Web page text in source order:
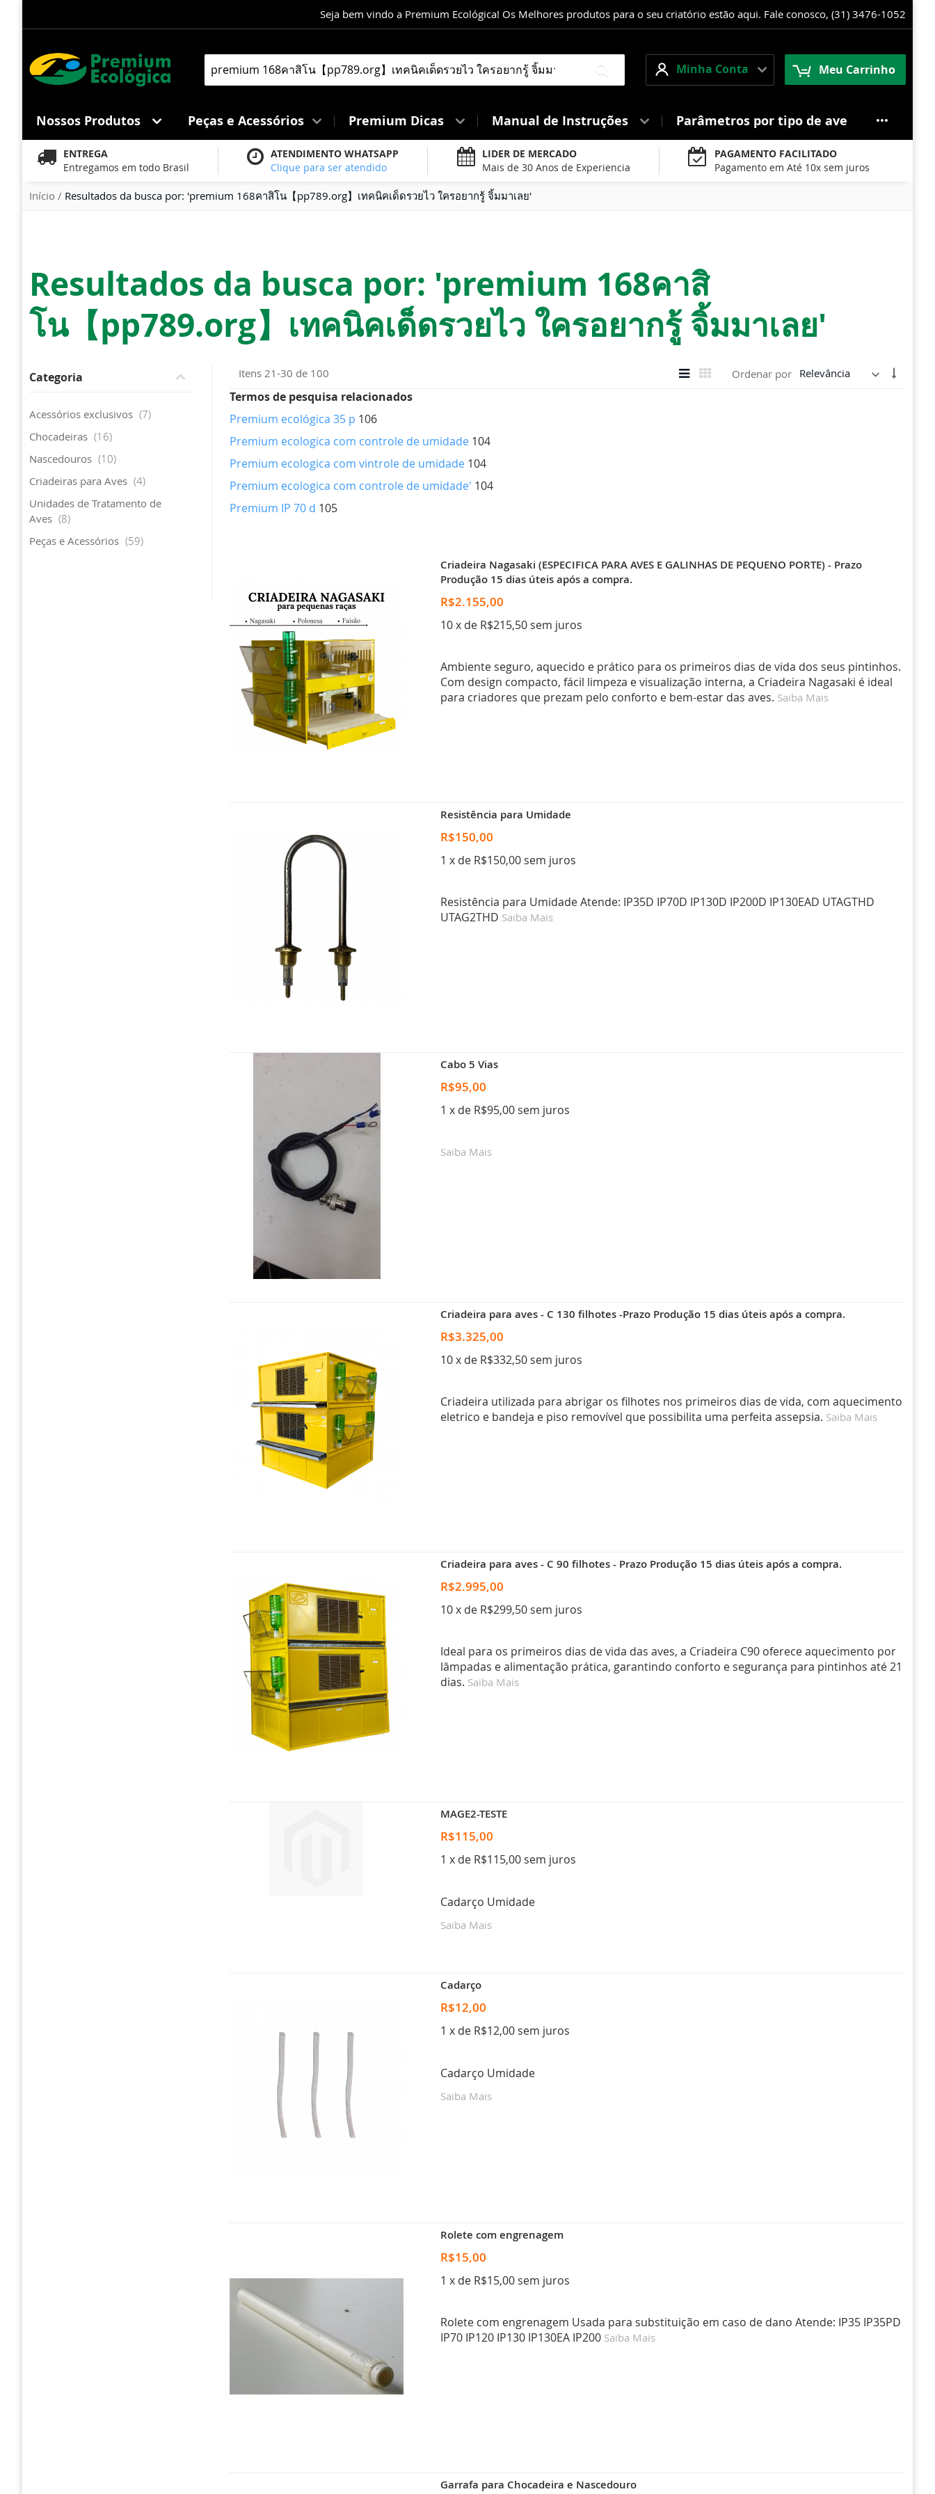
para
conteúdo
Seja bem vindo a Premium Ecológica! Os Melhores produtos para o seu criatório estão aqui. Fale conosco, (31) 3476-1052
Meu Carrinho
Minha
Conta
Minha Conta
Pesquisa
Pesquisa
Nossos Produtos Peças e Acessórios Premium Dicas Manual de Instruções Parâmetros por tipo de ave
ENTREGA
Entregamos em todo Brasil
ATENDIMENTO WHATSAPP
Clique para ser atendido
LIDER DE MERCADO
Mais de 30 Anos de Experiencia
PAGAMENTO FACILITADO
Pagamento em Até 10x sem juros
Início Resultados da busca por: 'premium 168คาสิโน【pp789.org】เทคนิคเด็ดรวยไว ใครอยากรู้ จิ้มมาเลย'
Resultados da busca por: 'premium 168คาสิ
โน【pp789.org】เทคนิคเด็ดรวยไว ใครอยากรู้ จิ้มมาเลย'
Ver
ListaGrade
Itens 21-30 de 100 Ordenar por
Termos de pesquisa relacionados
Premium ecológica 35 p 106
Premium ecologica com controle de umidade 104
Premium ecologica com vintrole de umidade 104
Premium ecologica com controle de umidade' 104
Premium IP 70 d 105
Criadeira Nagasaki (ESPECIFICA PARA AVES E GALINHAS DE PEQUENO PORTE) - Prazo
Produção 15 dias úteis após a compra.
R$2.155,00
10 x de R$215,50 sem juros
Ambiente seguro, aquecido e prático para os primeiros dias de vida dos seus pintinhos.
Com design compacto, fácil limpeza e visualização interna, a Criadeira Nagasaki é ideal
para criadores que prezam pelo conforto e bem-estar das aves. Saiba Mais
Resistência para Umidade
R$150,00
1 x de R$150,00 sem juros
Resistência para Umidade Atende: IP35D IP70D IP130D IP200D IP130EAD UTAGTHD
UTAG2THD Saiba Mais
Cabo 5 Vias
R$95,00
1 x de R$95,00 sem juros
Saiba Mais
Criadeira para aves - C 130 filhotes -Prazo Produção 15 dias úteis após a compra.
R$3.325,00
10 x de R$332,50 sem juros
Criadeira utilizada para abrigar os filhotes nos primeiros dias de vida, com aquecimento
eletrico e bandeja e piso removível que possibilita uma perfeita assepsia. Saiba Mais
Criadeira para aves - C 90 filhotes - Prazo Produção 15 dias úteis após a compra.
R$2.995,00
10 x de R$299,50 sem juros
Ideal para os primeiros dias de vida das aves, a Criadeira C90 oferece aquecimento por
lâmpadas e alimentação prática, garantindo conforto e segurança para pintinhos até 21
dias. Saiba Mais
MAGE2-TESTE
R$115,00
1 x de R$115,00 sem juros
Cadarço Umidade
Saiba Mais
Cadarço
R$12,00
1 x de R$12,00 sem juros
Cadarço Umidade
Saiba Mais
Rolete com engrenagem
R$15,00
1 x de R$15,00 sem juros
Rolete com engrenagem Usada para substituição em caso de dano Atende: IP35 IP35PD
IP70 IP120 IP130 IP130EA IP200 Saiba Mais
Garrafa para Chocadeira e Nascedouro
Categoria
Acessórios exclusivos 7artigo
Chocadeiras
16artigo
Nascedouros
10artigo
Criadeiras para Aves
4artigo
Unidades de Tratamento de
Aves
8artigo
Peças e Acessórios
59artigo